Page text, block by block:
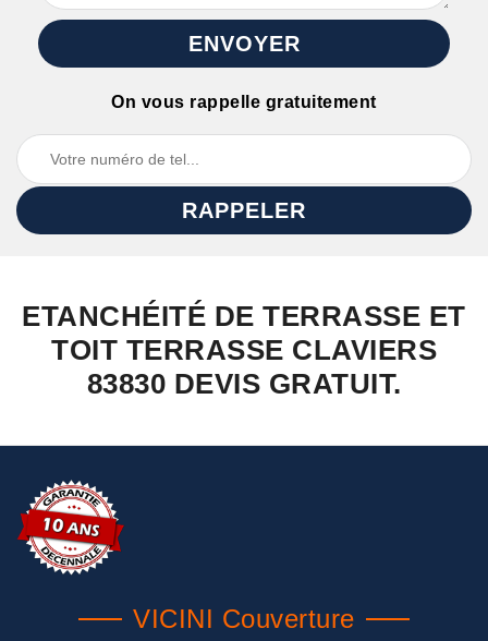
On vous rappelle gratuitement
ETANCHÉITÉ DE TERRASSE ET
TOIT TERRASSE CLAVIERS
83830 DEVIS GRATUIT.
VICINI Couverture